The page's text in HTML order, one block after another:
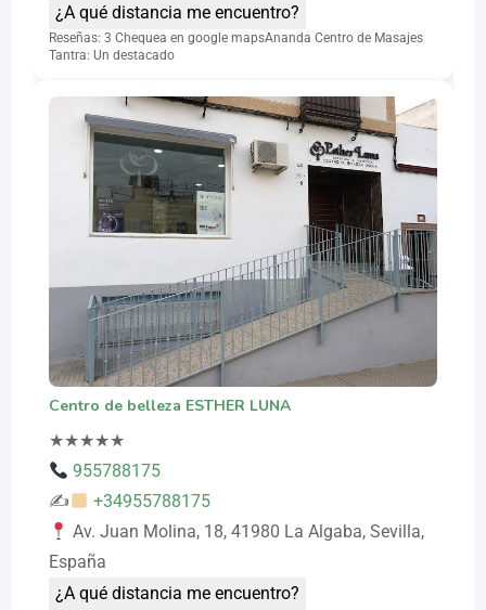
¿A qué distancia me encuentro?
Reseñas: 3 Chequea en google mapsAnanda Centro de Masajes
Tantra: Un destacado
Centro de belleza ESTHER LUNA
★★★★★
955788175
✍
+34955788175
Av. Juan Molina, 18, 41980 La Algaba, Sevilla,
España
¿A qué distancia me encuentro?